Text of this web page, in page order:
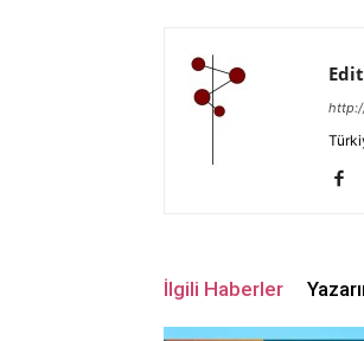
İlgili Haberler